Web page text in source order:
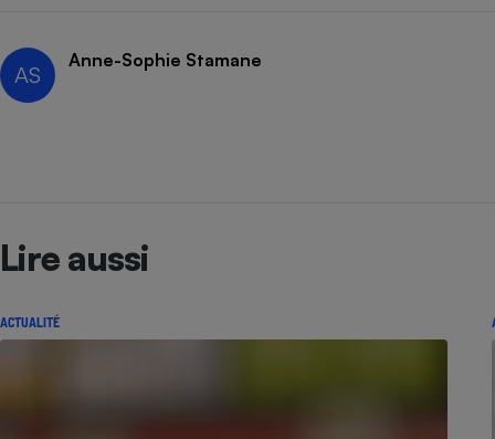
AS
Anne-Sophie Stamane
Lire aussi
ACTUALITÉ